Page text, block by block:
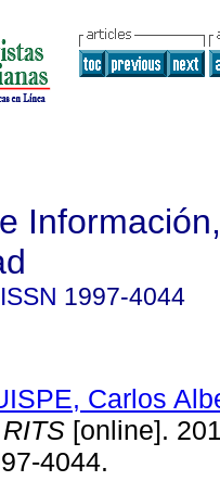
ISSN 1997-4044
Carlos
RITS [online].
4044.